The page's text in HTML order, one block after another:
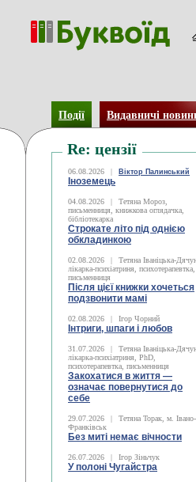
Події Видавничі
Re: цензії
06.08.2026 | Віктор Палинський
Іноземець
04.08.2026 |
Тетяна Мороз,
письменниця, книжкова оглядачка,
бібліотекарка
Строкате літо під однією
обкладинкою
02.08.2026 |
Тетяна Іваніцька-
лікарка-психіатриня, психотерапевтка,
письменниця
Після цієї книжки хочеться
подзвонити мамі
02.08.2026 | Ігор Чорний
Інтриги, шпаги і любов
31.07.2026 |
Тетяна Іваніцька-
лікарка-психіатриня, PhD,
психотерапевтка, письменниця
Закохатися в життя —
означає повернутися до
себе
29.07.2026 |
Тетяна Торак, м. Івано-
Франківськ
Без миті немає вічности
26.07.2026 | Ігор Зіньчук
У полоні Чугайстра